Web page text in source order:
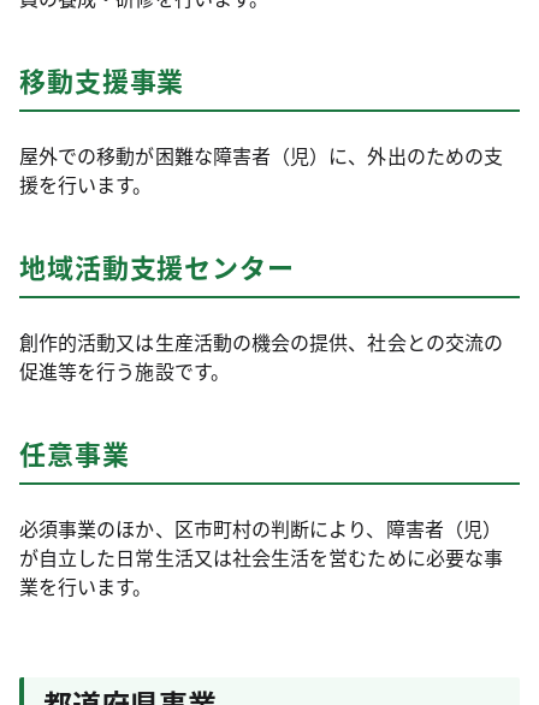
移動支援事業
屋外での移動が困難な障害者（児）に、外出のための支
援を行います。
地域活動支援センター
創作的活動又は生産活動の機会の提供、社会との交流の
促進等を行う施設です。
任意事業
必須事業のほか、区市町村の判断により、障害者（児）
が自立した日常生活又は社会生活を営むために必要な事
業を行います。